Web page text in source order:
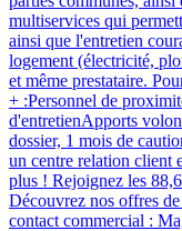
multiservices qui
ainsi que l'entretien
logement (électricité,
et même prestataire.
+ :Personnel de
d'entretienApports
dossier, 1 mois de
un centre relation client
plus ! Rejoignez les
Découvrez nos offres
contact commercial :